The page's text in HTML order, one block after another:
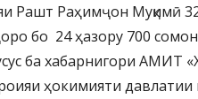
Рашт Раҳимҷон Муқимӣ
бо 24 ҳазору 700
ба хабарнигори АМИТ
ҳокимияти